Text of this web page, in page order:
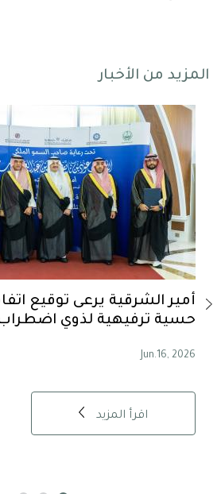
المزيد من الأخبار
-
أمير الشرقية يرعى توقيع
حسية ترفيهية لذوي
Jun.16, 2026
اقرأ المزيد